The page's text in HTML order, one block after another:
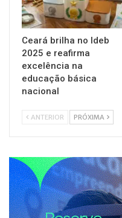
Ceará brilha no Ideb
2025 e reafirma
excelência na
educação básica
nacional
ANTERIOR PRÓXIMA